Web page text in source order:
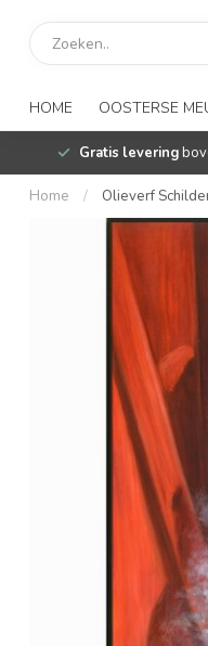
HOME OOSTERSE
Gratis levering
Home / Olieverf